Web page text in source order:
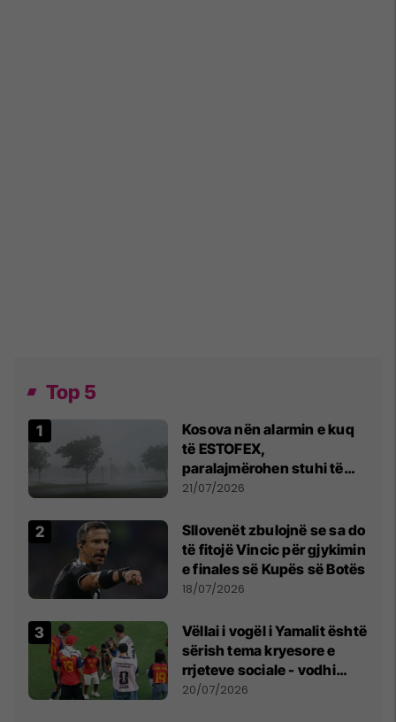
Top 5
Kosova nën alarmin e kuq
të ESTOFEX,
paralajmërohen stuhi të
fuqishme me breshër dhe
21/07/2026
Sllovenët zbulojnë se sa do
të fitojë Vincic për gjykimin
e finales së Kupës së Botës
18/07/2026
Vëllai i vogël i Yamalit është
sërish tema kryesore e
rrjeteve sociale - vodhi
vëmendjen pas finales së
20/07/2026